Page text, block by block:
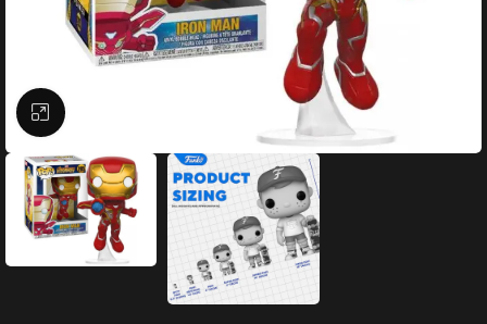
Büyütmek için tıklayın